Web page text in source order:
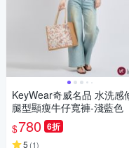
KeyWear奇威名品 水洗感修飾
腿型顯瘦牛仔寬褲-淺藍色
$780 6折
5 (1)